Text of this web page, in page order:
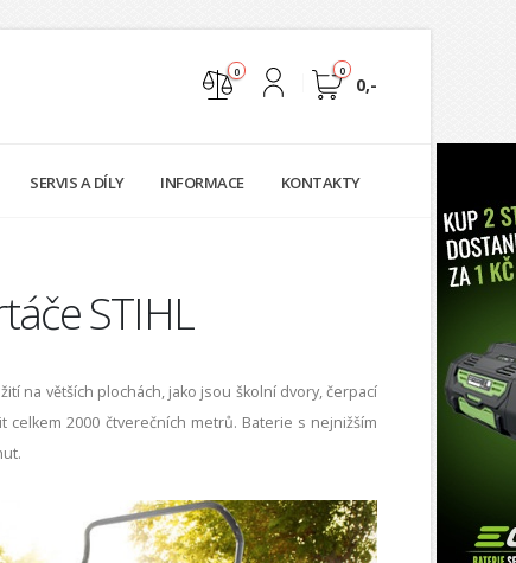
0
0,-
0
SERVIS A DÍLY INFORMACE KONTAKTY
STIHL
na větších plochách, jako jsou školní dvory, čerpací
2000 čtverečních metrů. Baterie s nejnižším